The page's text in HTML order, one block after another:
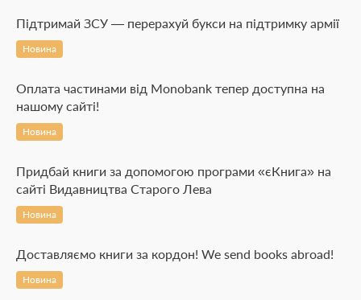
Підтримай ЗСУ — перерахуй букси на підтримку армії
Новина
Оплата частинами від Monobank тепер доступна на
нашому сайті!
Новина
Придбай книги за допомогою програми «єКнига» на
сайті Видавництва Старого Лева
Новина
Доставляємо книги за кордон! We send books abroad!
Новина